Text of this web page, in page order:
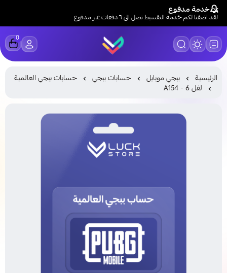
خدمة مدفوع
لقد اضفنا لكم خدمة التقسيط تصل الى ٦ دفعات عبر مدفوع
LUCK STORE
0
الرئيسية ببجي موبايل حسابات ببجي
حسابات ببجي العالمية
لفل 6 - A154